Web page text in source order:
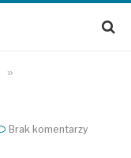
»
Brak komentarzy